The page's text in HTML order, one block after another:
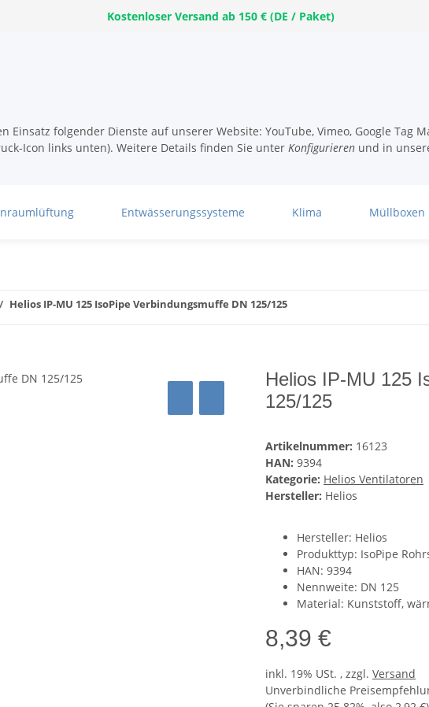
Kostenloser Versand ab 150 € (DE / Paket)
Einsatz folgender Dienste auf unserer Website: YouTube, Vimeo, Google Tag
Icon links unten). Weitere Details finden Sie unter Konfigurieren und in
Entwässerungssysteme Klima Müllboxen
Helios IP-MU 125 IsoPipe Verbindungsmuffe DN 125/125
Helios IP-MU 125
125/125
Artikelnummer: 16123
HAN: 9394
Kategorie: Helios Ventilatoren
Hersteller: Helios
Hersteller: Helios
Produkttyp: IsoPipe
HAN: 9394
Nennweite: DN 125
Material: Kunststoff,
8,39 €
inkl. 19% USt. , zzgl. Versand
Unverbindliche